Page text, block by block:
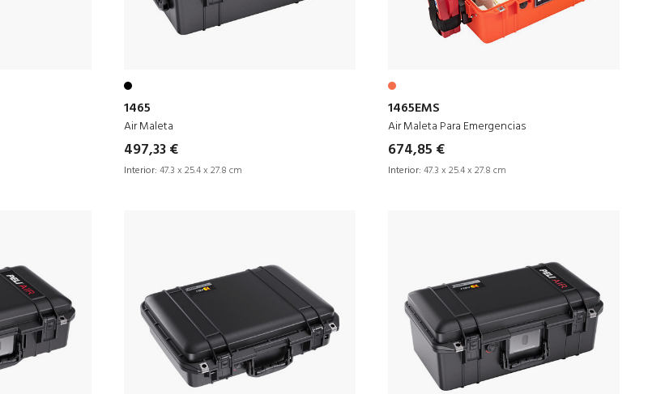
1465
Air Maleta
497,33 €
Interior: 47.3 x 25.4 x 27.8 cm
1465EMS
Air Maleta Para Emergencias
674,85 €
Interior: 47.3 x 25.4 x 27.8 cm